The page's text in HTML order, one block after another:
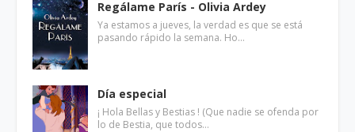
Regálame París - Olivia Ardey
Ya estamos a jueves, la verdad es que se está
pasando rápido la semana. Ho…
Día especial
¡ Hola Bellas y Bestias ! (Que nadie se ofenda por
lo de Bestia, que todos…